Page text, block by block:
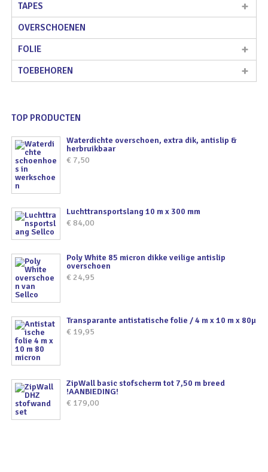
TAPES
OVERSCHOENEN
FOLIE
TOEBEHOREN
TOP PRODUCTEN
Waterdichte overschoen, extra dik, antislip &
herbruikbaar
€ 7,50
Luchttransportslang 10 m x 300 mm
€ 84,00
Poly White 85 micron dikke veilige antislip
overschoen
€ 24,95
Transparante antistatische folie / 4 m x 10 m x 80µ
€ 19,95
ZipWall basic stofscherm tot 7,50 m breed
!AANBIEDING!
€ 179,00